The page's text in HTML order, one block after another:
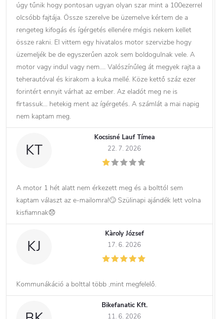
úgy tűnik hogy pontosan ugyan olyan szar mint a 100ezerrel
olcsóbb fajtája. Össze szerelve be üzemelve kértem de a
rengeteg kifogás és ígérgetés ellenére mégis nekem kellet
össze rakni. El vittem egy hivatalos motor szervizbe hogy
üzemeljék be de egyszerűen azok sem boldogulnak vele. A
motor vagy indul vagy nem…. Valószínűleg át megyek rajta a
teherautóval és kirakom a kuka mellé. Köze kettő száz ezer
forintért ennyit várhat az ember. Az eladót meg ne is
firtassuk… hetekig ment az ígérgetés. A számlát a mai napig
nem kaptam meg.
KT
Kocsisné Lauf Tímea
22. 7. 2026
A motor 1 hét alatt nem érkezett meg és a bolttól sem
kaptam választ az e-mailomra!🙄 Szülinapi ajándék lett volna
kisfiamnak😞
KJ
Kàroly József
17. 6. 2026
Kommunákáció a bolttal több ,mint megfelelő.
Bikefanatic Kft.
11. 6. 2026